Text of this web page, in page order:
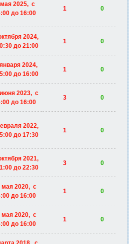
2025, c
до 16:00
1 0
2024,
до 21:00
1 0
2024,
до 16:00
1 0
2023, c
до 16:00
3 0
2022,
до 17:30
1 0
2021,
до 22:30
3 0
мая 2020, c
до 16:00
1 0
мая 2020, c
до 16:00
1 0